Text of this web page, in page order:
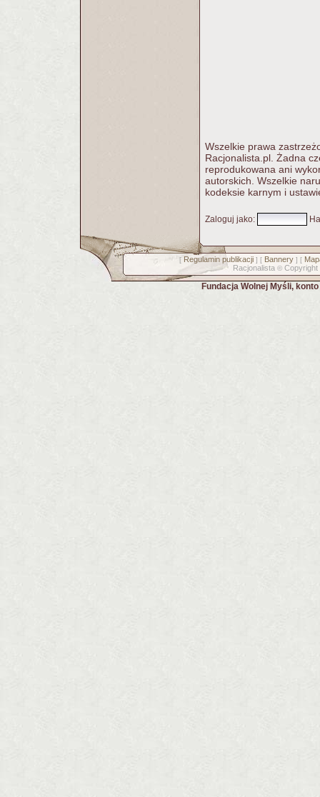
Wszelkie prawa
Racjonalista.pl. Żadna
reprodukowana ani
autorskich. Wszelkie
kodeksie karnym i
Zaloguj jako:
[ Regulamin publikacji] [ Bannery] [
Racjonalista © Copyright
Fundacja Wolnej Myśli,